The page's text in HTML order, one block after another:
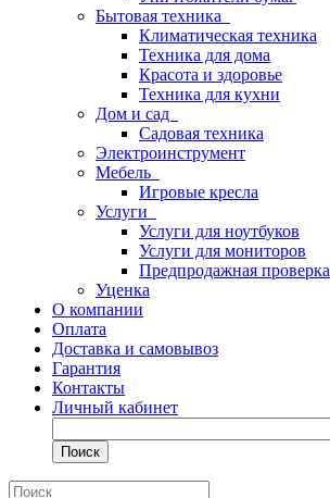
Бытовая техника
Климатическая техника
Техника для дома
Красота и здоровье
Техника для кухни
Дом и сад
Садовая техника
Электроинструмент
Мебель
Игровые кресла
Услуги
Услуги для ноутбуков
Услуги для мониторов
Предпродажная проверка
Уценка
О компании
Оплата
Доставка и самовывоз
Гарантия
Контакты
Личный кабинет
Поиск